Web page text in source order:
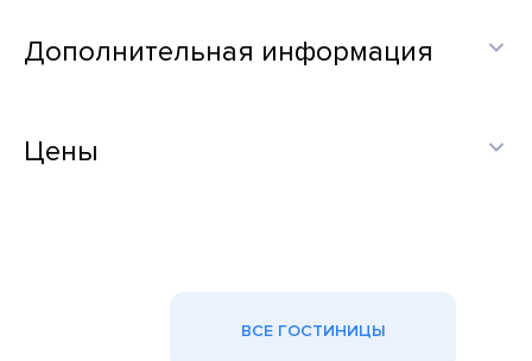
Дополнительная информация
Цены
ВСЕ ГОСТИНИЦЫ